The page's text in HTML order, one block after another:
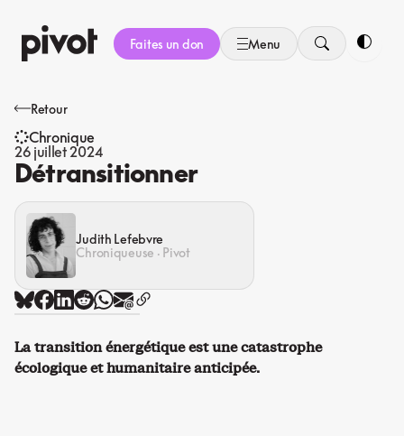
au
contenu
Faites un don Menu
Retour
Chronique
26 juillet 2024
Détransitionner
Judith Lefebvre
Chroniqueuse · Pivot
La transition énergétique est une catastrophe
écologique et humanitaire anticipée.